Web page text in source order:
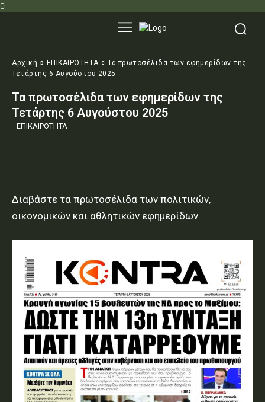
Αρχική ΕΠΙΚΑΙΡΟΤΗΤΑ
Τα πρωτοσέλιδα των εφημερίδων της
Τετάρτης 6 Αυγούστου 2025
Τα πρωτοσέλιδα των εφημερίδων της
Τετάρτης 6 Αυγούστου 2025
ΕΠΙΚΑΙΡΟΤΗΤΑ
Διαβάστε τα πρωτοσέλιδα των πολιτικών,
οικονομικών και αθλητικών εφημερίδων.